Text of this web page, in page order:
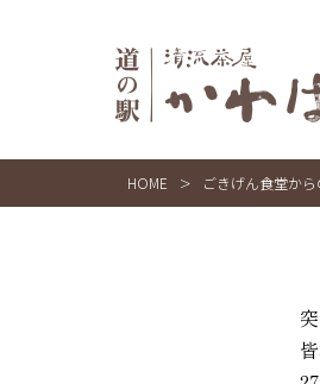
HOME > ごきげん食堂から